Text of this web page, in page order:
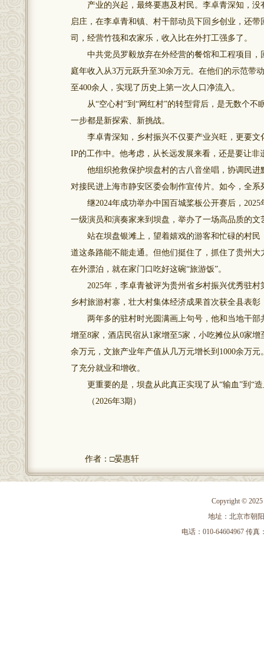
产业的兴起，最终要惠及村民。李卓青深知，没
启庄，在李卓青和镇、村干部动员下回乡创业，还
司，经营竹筏和农家乐，收入比在外打工强多了。
中共党员罗毅放弃在外经营的餐馆和工程项目，
庭年收入从3万元跃升至30余万元。在他们的示范带
至400余人，实现了历史上第一次人口净流入。
从“空心村”到“网红村”的转型背后，是无数个不
一步都是新探索、新挑战。
李卓青深知，乡村振兴不仅要产业兴旺，更要文
IP的工作中。他考虑，从长远发展来看，还是要让
他组织抢救保护坝盘村的古八音坐唱，协调民进
对接民进上海市静安区委会制作宣传片。如今，全系
继2024年成功举办中国百城桨板公开赛后，2025
一级演员和演奏家来到坝盘，举办了一场高品质的
站在坝盘银滩上，望着嬉戏的游客和忙碌的村民
道这条路能不能走通。但他们挺住了，抓住了贵州
在外漂泊，就在家门口吃好这碗“旅游饭”。
2025年，李卓青被评为贵州省乡村振兴优秀驻村
乡村旅游村寨，壮大村集体经济成果首次获全县表
两年多的驻村时光圆满画上句号，他和当地干部
增至8家，酒店民宿从1家增至5家，小吃摊位从0家
余万元，文旅产业年产值从几万元增长到1000余万
了充分就业和增收。
更重要的是，坝盘从此真正实现了从“输血”到“造
（2026年3期）
作者：□晏惠轩
Copyright ©
地址：北京市朝
电话：010-64604967 传真